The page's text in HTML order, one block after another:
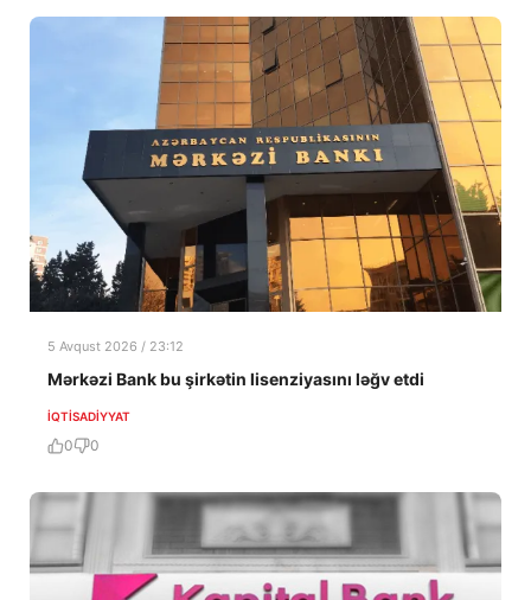
5 Avqust 2026 / 23:12
Mərkəzi Bank bu şirkətin lisenziyasını ləğv etdi
İQTISADIYYAT
0 0